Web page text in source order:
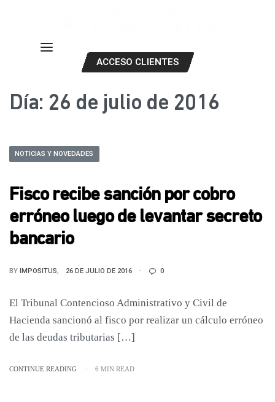
ACCESO CLIENTES
Día: 26 de julio de 2016
NOTICIAS Y NOVEDADES
Fisco recibe sanción por cobro
erróneo luego de levantar secreto
bancario
BY IMPOSITUS 26 DE JULIO DE 2016 0
El Tribunal Contencioso Administrativo y Civil de
Hacienda sancionó al fisco por realizar un cálculo erróneo
de las deudas tributarias […]
CONTINUE READING 6 MIN READ